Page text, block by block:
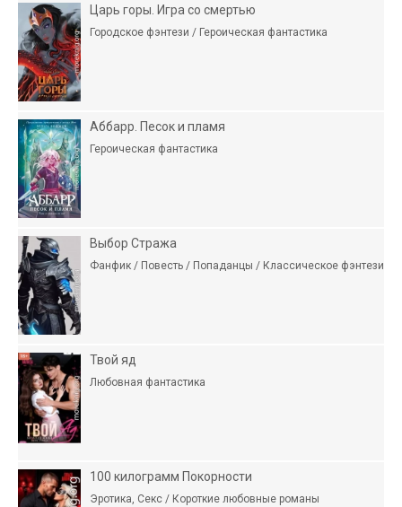
Царь горы. Игра со смертью
Городское фэнтези / Героическая фантастика
Аббарр. Песок и пламя
Героическая фантастика
Выбор Стража
Фанфик / Повесть / Попаданцы / Классическое фэнтези
Твой яд
Любовная фантастика
100 килограмм Покорности
Эротика, Секс / Короткие любовные романы